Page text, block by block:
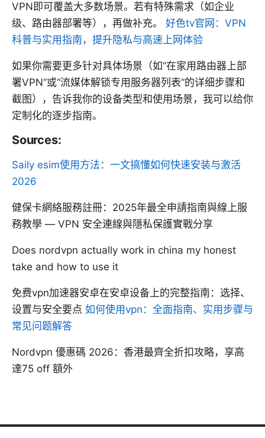
VPN即可覆盖大多数场景。若有特殊需求（如企业
级、路由器部署等），再做补充。 好色tv官网：VPN
科普与实用指南，提升隐私与高速上网体验
如果你需要更多针对具体场景（如“在家用路由器上部
署VPN”或“流媒体解锁专用服务器列表”的详细步骤和
截图），告诉我你的设备类型和使用场景，我可以给你
定制化的逐步指南。
Sources:
Saily esim使用方法：一文搞懂如何快速安装与激活
2026
健保卡網絡服務註冊：2025年最全申請指南與線上服
務教學 — VPN 安全連線與隱私保護實戰分享
Does nordvpn actually work in china my honest
take and how to use it
免费vpn加速器安卓在安卓设备上的完整指南：选择、
设置与安全要点 如何使用vpn：全面指南、实用步骤与
常见问题解答
Nordvpn 優惠碼 2026：香港最齊全折扣攻略，享高
達75 off 額外